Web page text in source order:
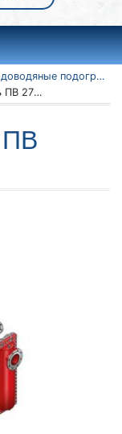
Водоводяные подогреватели
Подогреватель ПВ 273х2-Р-БП-2-Уз